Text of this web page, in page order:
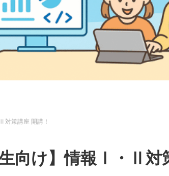
対策講座 開講！
生向け】情報Ⅰ・Ⅱ対